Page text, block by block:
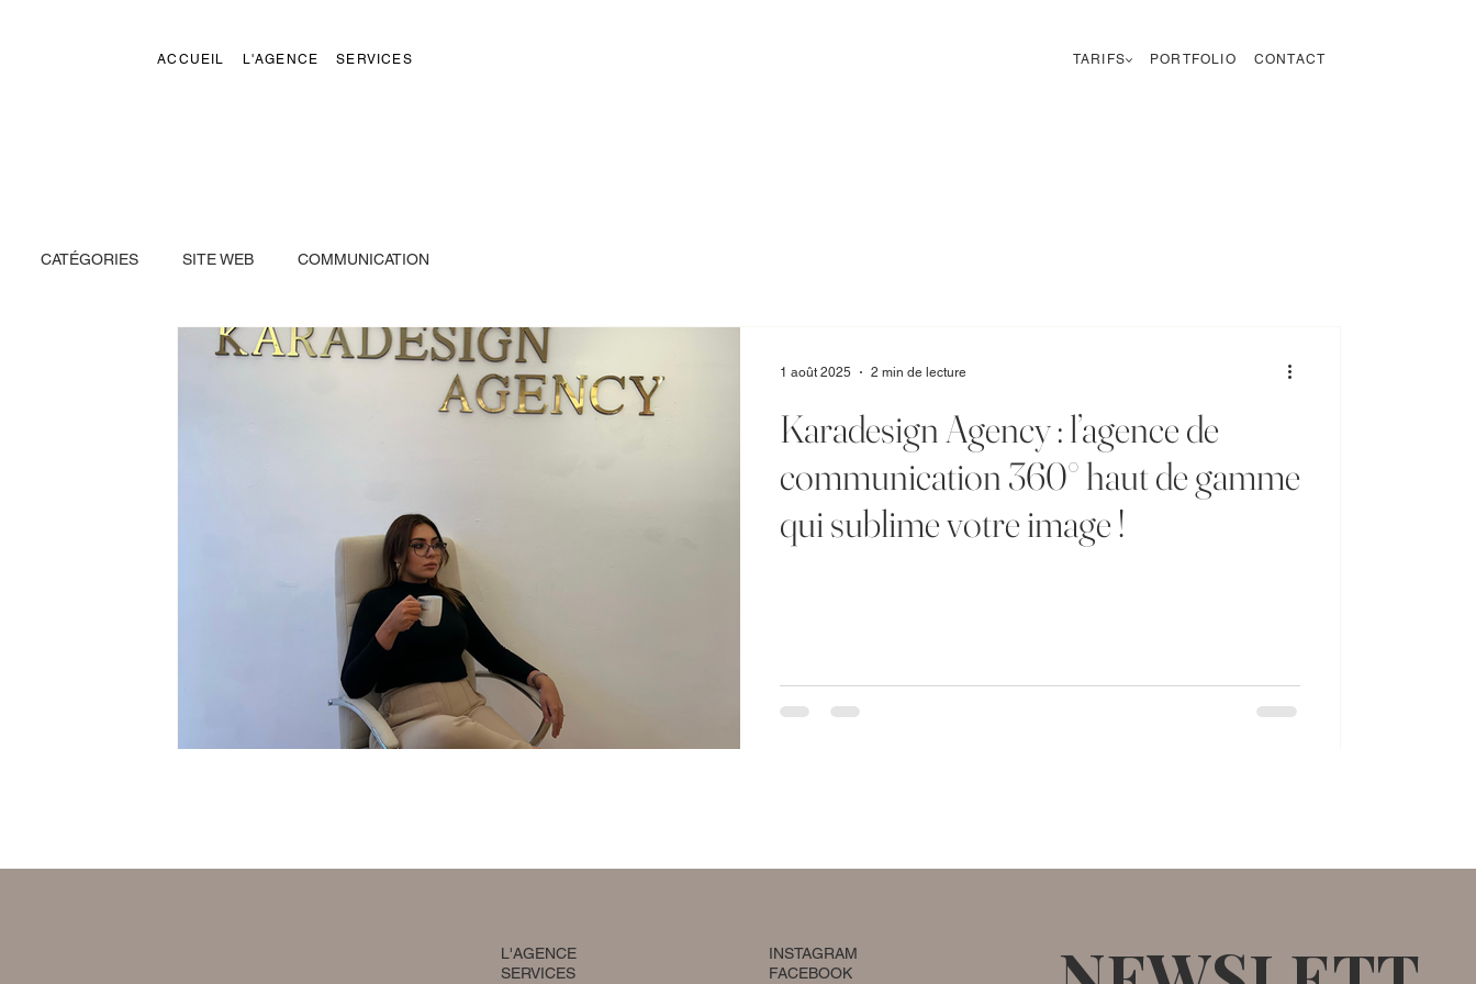
ACCUEIL L'AGENCE SERVICES TARIFS PORTFOLIO CONTACT
CATÉGORIES SITE WEB COMMUNICATION
Karadesign Agency : l’agence de
communication 360° haut de gamme
qui sublime votre image !
1 août 2025 2 min de lecture
L'AGENCE
SERVICES
INSTAGRAM
FACEBOOK